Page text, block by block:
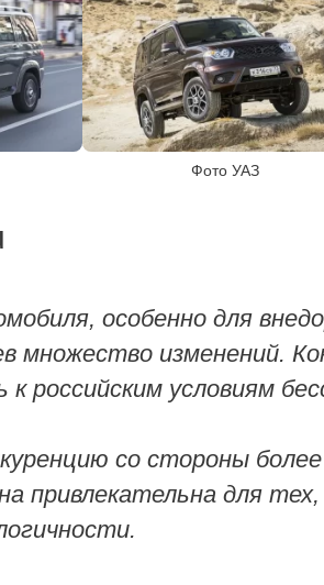
Фото УАЗ
особенно для
множество изменений.
российским условиям
со стороны более
привлекательна для